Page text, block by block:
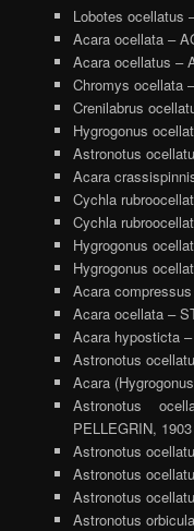
Lobotes ocellatus
Acara ocellata –
Acara ocellatus –
Chromys ocellata
Crenilabrus
Hygrogonus
Astronotus
Acara
Cychla
Cychla
Hygrogonus
Hygrogonus
Acara
Acara ocellata –
Acara hyposticta
Astronotus
Acara
Astronotus
PELLEGRIN, 1903
Astronotus
Astronotus
Astronotus
Astronotus